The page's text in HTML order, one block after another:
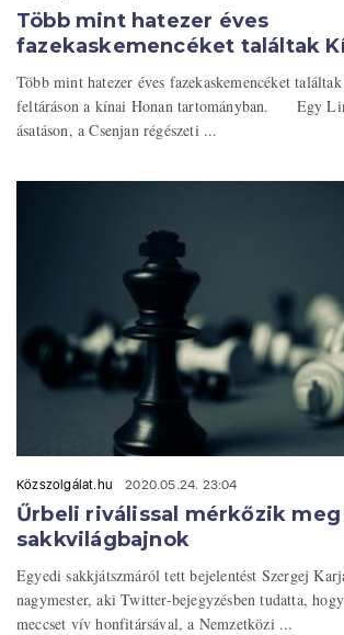
Több mint hatezer éves
fazekaskemencéket találtak
Több mint hatezer éves fazekaskemencéket
feltáráson a kínai Honan tartományban. Egy
ásatáson, a Csenjan régészeti ...
Közszolgálat.hu 2020.05.24. 23:04
Űrbeli riválissal mérkőzik meg
sakkvilágbajnok
Egyedi sakkjátszmáról tett bejelentést Szergej
nagymester, aki Twitter-bejegyzésben tudatta,
meccset vív honfitársával, a Nemzetközi ...